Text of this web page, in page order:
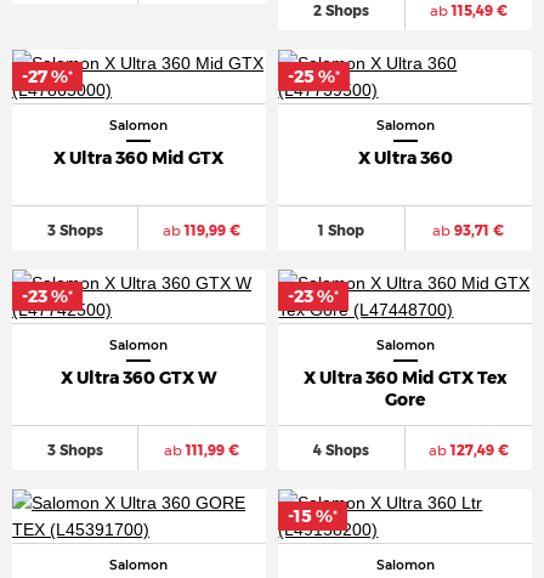
2 Shops ab115,49 €
Salomon
X Ultra 360 Mid GTX
3 Shops ab119,99 €
-27 %*
Salomon
X Ultra 360
1 Shop ab 93,71 €
-25 %*
Salomon
X Ultra 360 GTX W
3 Shops ab111,99 €
-23 %*
Salomon
X Ultra 360 Mid GTX Tex
Gore
4 Shops ab127,49 €
-23 %*
Salomon Salomon
-15 %*